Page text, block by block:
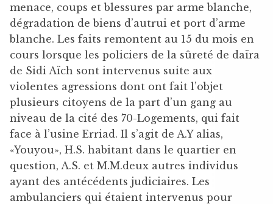
menace, coups et blessures par arme blanche,
dégradation de biens d’autrui et port d’arme
blanche. Les faits remontent au 15 du mois en
cours lorsque les policiers de la sûreté de daïra
de Sidi Aïch sont intervenus suite aux
violentes agressions dont ont fait l’objet
plusieurs citoyens de la part d’un gang au
niveau de la cité des 70-Logements, qui fait
face à l’usine Erriad. Il s’agit de A.Y alias,
«Youyou», H.S. habitant dans le quartier en
question, A.S. et M.M.deux autres individus
ayant des antécédents judiciaires. Les
ambulanciers qui étaient intervenus pour